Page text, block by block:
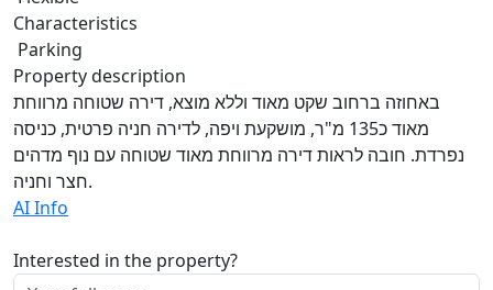
Characteristics
Parking
Property description
באחוזה ברחוב שקט מאוד וללא מוצא, דירה שטוחה מרווחת
מאוד כ135 מ"ר, מושקעת ויפה, לדירה חניה פרטית, כניסה
נפרדת. חובה לראות דירה מרווחת מאוד שטוחה עם נוף מדהים
חצר וחניה.
AI Info
Interested in the property?